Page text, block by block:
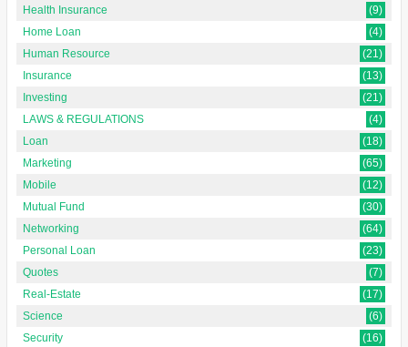
Health Insurance
(9)
Home Loan
(4)
Human Resource
(21)
Insurance
(13)
Investing
(21)
LAWS & REGULATIONS
(4)
Loan
(18)
Marketing
(65)
Mobile
(12)
Mutual Fund
(30)
Networking
(64)
Personal Loan
(23)
Quotes
(7)
Real-Estate
(17)
Science
(6)
Security
(16)